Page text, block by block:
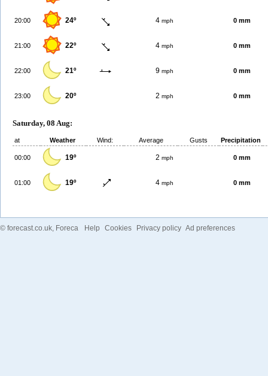
20:00 24º 4 mph 0 mm
21:00 22º 4 mph 0 mm
22:00 21º 9 mph 0 mm
23:00 20º 2 mph 0 mm
Saturday, 08 Aug:
at Weather Wind: Average Gusts Precipitation
00:00 19º 2 mph 0 mm
01:00 19º 4 mph 0 mm
© forecast.co.uk , Foreca Help Cookies Privacy policy Ad preferences